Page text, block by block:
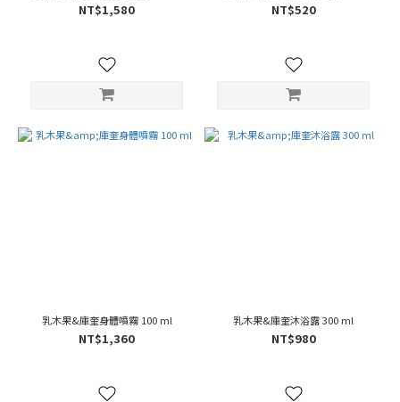
NT$1,580 NT$520
乳木果&庫奎身體噴霧 100 ml
NT$1,360
乳木果&庫奎沐浴露 300 ml
NT$980